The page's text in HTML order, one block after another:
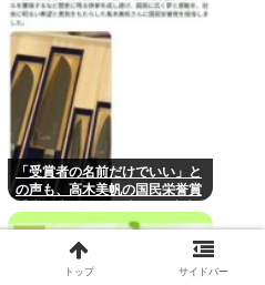
「受賞者の名前だけでいい」と
の声も、高木美帆の国民栄誉賞
総理の名前も刻印”
トップ サイドバー